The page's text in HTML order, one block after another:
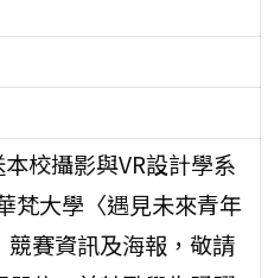
校攝影與VR設計學系
梵大學〈遇見未來青年
競賽資訊及海報，敬請